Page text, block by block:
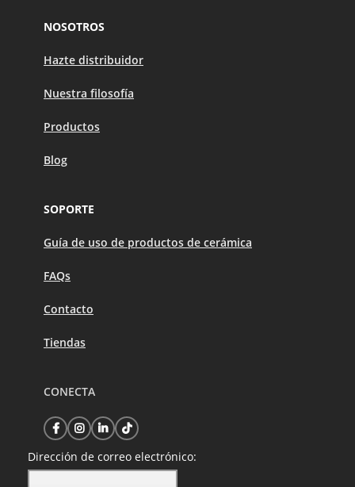
NOSOTROS
Hazte distribuidor
Nuestra filosofía
Productos
Blog
SOPORTE
Guía de uso de productos de cerámica
FAQs
Contacto
Tiendas
CONECTA
Dirección de correo electrónico: